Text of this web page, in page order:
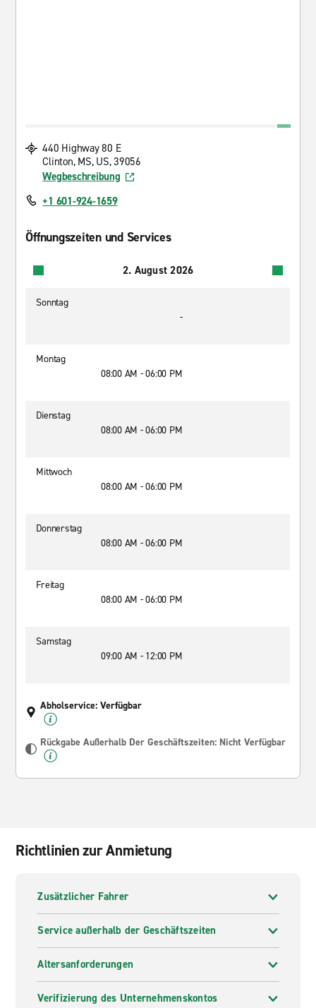
440 Highway 80 E
Clinton, MS, US, 39056
Wegbeschreibung
+1 601-924-1659
Öffnungszeiten und Services
2. August 2026
Sonntag
-
Montag
08:00 AM - 06:00 PM
Dienstag
08:00 AM - 06:00 PM
Mittwoch
08:00 AM - 06:00 PM
Donnerstag
08:00 AM - 06:00 PM
Freitag
08:00 AM - 06:00 PM
Samstag
09:00 AM - 12:00 PM
Abholservice: Verfügbar
Rückgabe Außerhalb Der Geschäftszeiten: Nicht Verfügbar
Richtlinien zur Anmietung
Zusätzlicher Fahrer
Service außerhalb der Geschäftszeiten
Altersanforderungen
Verifizierung des Unternehmenskontos